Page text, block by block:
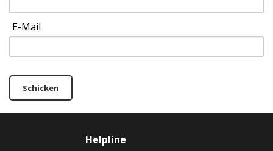
E-Mail
Schicken
Helpline